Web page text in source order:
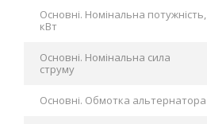
Основні. Номінальна потужність,
кВт
Основні. Номінальна сила
струму
Основні. Обмотка альтернатора